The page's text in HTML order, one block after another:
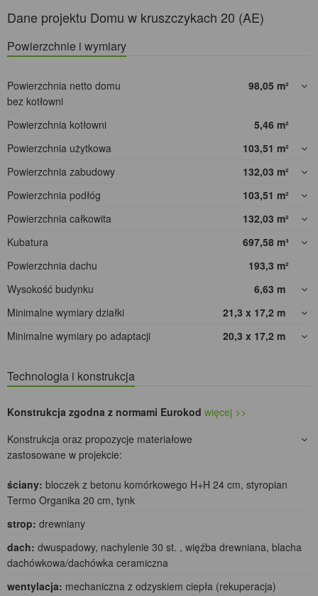
Dane projektu Domu w kruszczykach 20 (AE)
Powierzchnie i wymiary
Powierzchnia netto domu
bez kotłowni
98,05 m²
Powierzchnia kotłowni 5,46 m²
Powierzchnia użytkowa
103,51 m²
Powierzchnia zabudowy
132,03 m²
Powierzchnia podłóg
103,51 m²
Powierzchnia całkowita
132,03 m²
Kubatura
697,58 m³
Powierzchnia dachu
193,3 m²
Wysokość budynku
6,63 m
Minimalne wymiary działki
21,3 x 17,2 m
Minimalne wymiary po adaptacji
20,3 x 17,2 m
Technologia i konstrukcja
Konstrukcja zgodna z normami Eurokod więcej >>
Konstrukcja oraz propozycje materiałowe
zastosowane w projekcie:
ściany: bloczek z betonu komórkowego H+H 24 cm, styropian
Termo Organika 20 cm, tynk
strop: drewniany
dach: dwuspadowy, nachylenie 30 st. , więźba drewniana, blacha
dachówkowa/dachówka ceramiczna
wentylacja: mechaniczna z odzyskiem ciepła (rekuperacja)